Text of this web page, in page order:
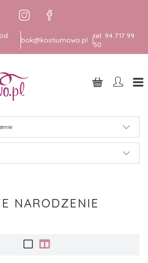
bok@kostiumowo.pl
tel: 94 717 99
50
NARODZENIE